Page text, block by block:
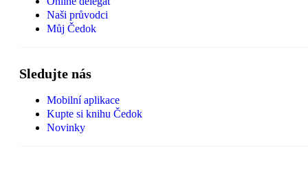
Naši průvodci
Můj Čedok
Sledujte nás
Mobilní aplikace
Kupte si knihu Čedok
Novinky